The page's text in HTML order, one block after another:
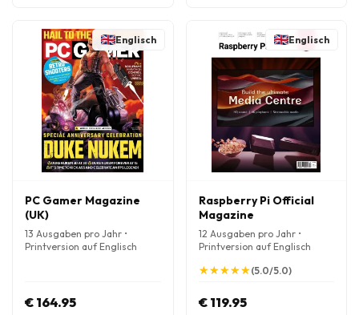
Englisch
PC Gamer Magazine
(UK)
13 Ausgaben pro Jahr •
Printversion auf Englisch
€ 164.95
Englisch
Raspberry Pi Official
Magazine
12 Ausgaben pro Jahr •
Printversion auf Englisch
★
★★
★★
★★
★★
★(5.0/5.0)
€ 119.95